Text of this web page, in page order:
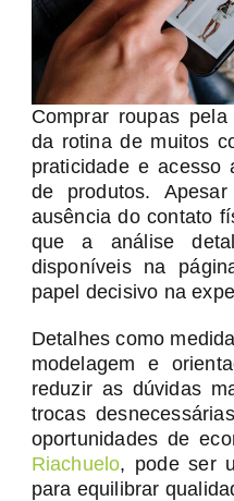
Comprar roupas
da rotina de muitos
praticidade e acesso
de produtos.
ausência do contato
que a análise
disponíveis na
papel decisivo na
Detalhes como
modelagem e
reduzir as dúvidas
trocas
oportunidades de
Riachuelo, pode ser
para equilibrar